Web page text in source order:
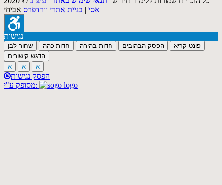
אסי | בניית אתרי וורדפרס אביחי
נגישות
שחור לבן חדות כהה חדות בהירה הפסק הבהובים
פונט קריא
הדגש קישורים
א
א א
הפסק נגישות
מסופק ע"י: